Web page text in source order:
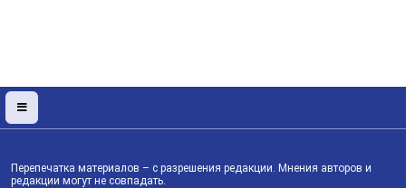
Перепечатка материалов – с разрешения редакции. Мнения авторов и
редакции могут не совпадать.